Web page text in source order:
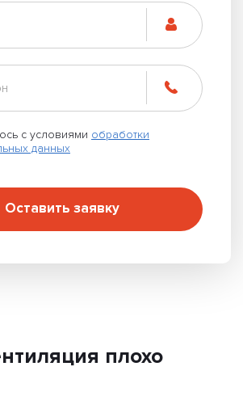
с условиями обработки
данных
Оставить заявку
плохо